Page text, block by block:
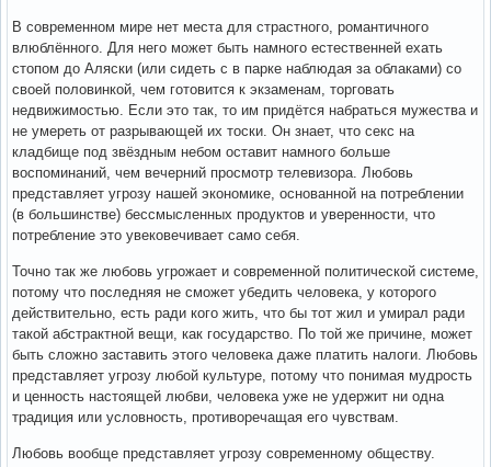
В современном мире нет места для страстного, романтичного
влюблённого. Для него может быть намного естественней ехать
стопом до Аляски (или сидеть с в парке наблюдая за облаками) со
своей половинкой, чем готовится к экзаменам, торговать
недвижимостью. Если это так, то им придётся набраться мужества и
не умереть от разрывающей их тоски. Он знает, что секс на
кладбище под звёздным небом оставит намного больше
воспоминаний, чем вечерний просмотр телевизора. Любовь
представляет угрозу нашей экономике, основанной на потреблении
(в большинстве) бессмысленных продуктов и уверенности, что
потребление это увековечивает само себя.
Точно так же любовь угрожает и современной политической системе,
потому что последняя не сможет убедить человека, у которого
действительно, есть ради кого жить, что бы тот жил и умирал ради
такой абстрактной вещи, как государство. По той же причине, может
быть сложно заставить этого человека даже платить налоги. Любовь
представляет угрозу любой культуре, потому что понимая мудрость
и ценность настоящей любви, человека уже не удержит ни одна
традиция или условность, противоречащая его чувствам.
Любовь вообще представляет угрозу современному обществу.